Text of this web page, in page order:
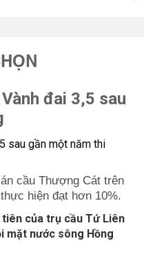
đai 3,5 sau
cầu Thượng Cát trên
hiện đạt hơn 10%.
của trụ cầu Tứ Liên
mặt nước sông Hồng